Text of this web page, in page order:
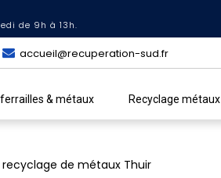
de 9h à 13h.
accueil@recuperation-sud.fr
& métaux Recyclage métaux
de métaux Thuir